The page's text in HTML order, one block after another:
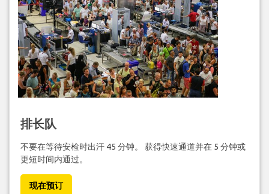
排长队
不要在等待安检时出汗 45 分钟。 获得快速通道并在 5 分钟或
更短时间内通过。
现在预订